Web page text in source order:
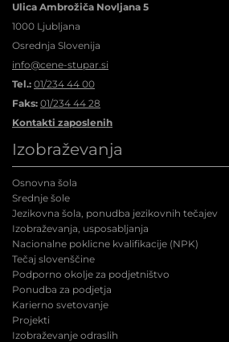
Ulica Ambrožiča Novljana 5
1000 Ljubljana
Osrednja Slovenija
info@cene-stupar.si
Tel.: 01/234 44 00
Faks: 01/234 44 28
Kontakti zaposlenih
Izobraževanja
Osnovna šola
Srednje šole
Jezikovna šola, ponudba jezikovnih tečajev
Izobraževanja, usposabljanja
Nacionalne poklicne kvalifikacije (NPK)
Tečaj slovenščine
Podporno okolje za podjetništvo
Ponudba za podjetja
Karierno svetovanje
Projekti
Izobraževanje odraslih